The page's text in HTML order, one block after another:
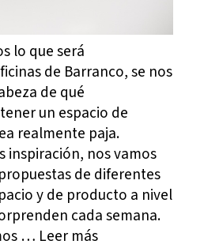
lo que será
de Barranco, se nos
de qué
un espacio de
realmente paja.
inspiración, nos vamos
de diferentes
y de producto a nivel
cada semana.
… Leer más